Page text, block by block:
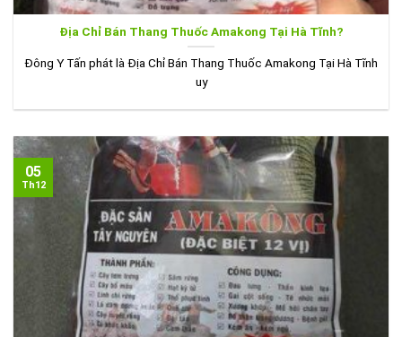
Địa Chỉ Bán Thang Thuốc Amakong Tại Hà Tĩnh?
Đông Y Tấn phát là Địa Chỉ Bán Thang Thuốc Amakong Tại Hà Tĩnh
uy
05
Th12